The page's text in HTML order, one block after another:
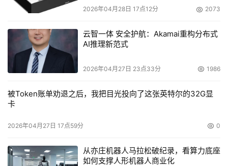
2026年04月28日 17点12分 2073
云智一体 安全护航：Akamai重构分布式
AI推理新范式
2026年04月27日 23点33分 1986
被Token账单劝退之后，我把目光投向了这张英特尔的32G显
卡
2026年04月27日 17点59分 0
从亦庄机器人马拉松破纪录，看算力底座
如何支撑人形机器人商业化